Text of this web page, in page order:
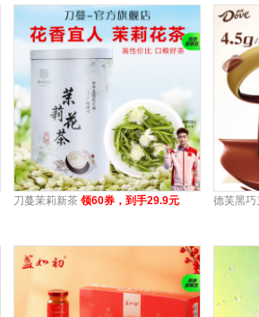
刀蔓茉莉新茶 领60券，到手29.9元 德芙黑巧